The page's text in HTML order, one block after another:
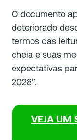
O documento
deteriorado
termos das
cheia e suas
expectativas
2028”.
VEJA UM